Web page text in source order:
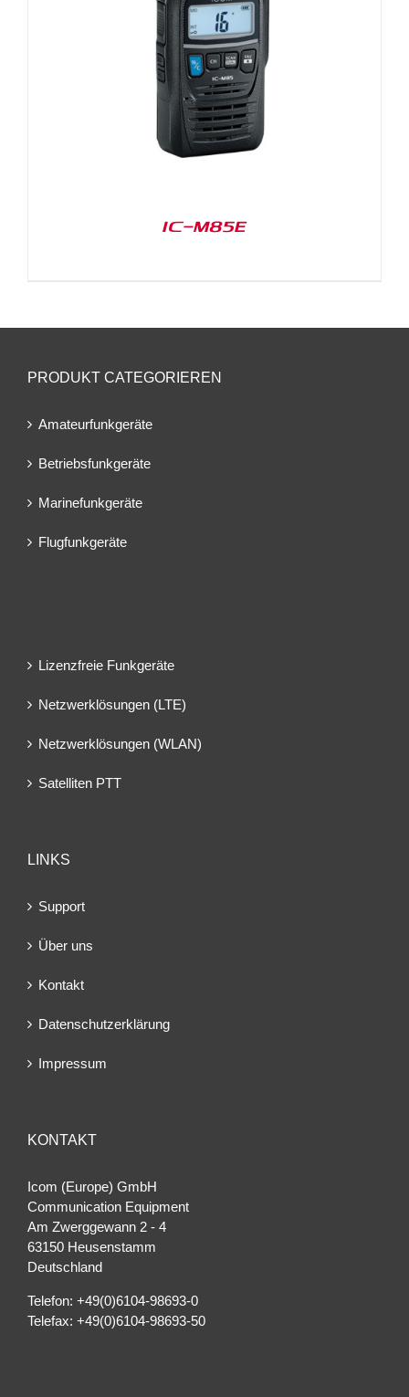
IC-M85E
PRODUKT CATEGORIEREN
Amateurfunkgeräte
Betriebsfunkgeräte
Marinefunkgeräte
Flugfunkgeräte
Lizenzfreie Funkgeräte
Netzwerklösungen (LTE)
Netzwerklösungen (WLAN)
Satelliten PTT
LINKS
Support
Über uns
Kontakt
Datenschutzerklärung
Impressum
KONTAKT
Icom (Europe) GmbH
Communication Equipment
Am Zwerggewann 2 ‐ 4
63150 Heusenstamm
Deutschland
Telefon: +49(0)6104-98693-0
Telefax: +49(0)6104-98693-50